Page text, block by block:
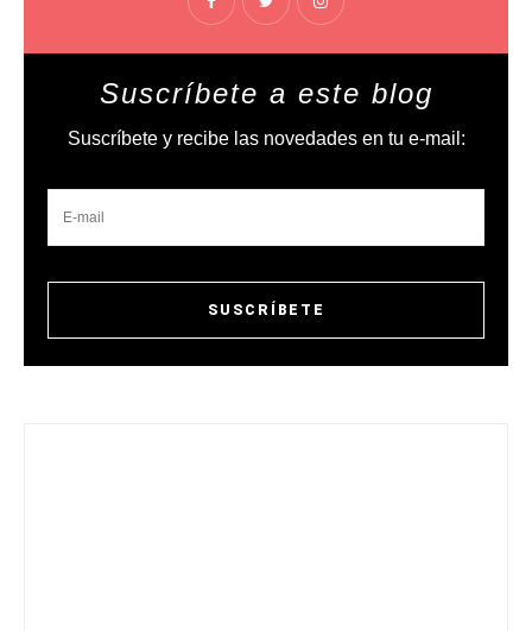
Suscríbete a este blog
Suscríbete y recibe las novedades en tu e-mail: